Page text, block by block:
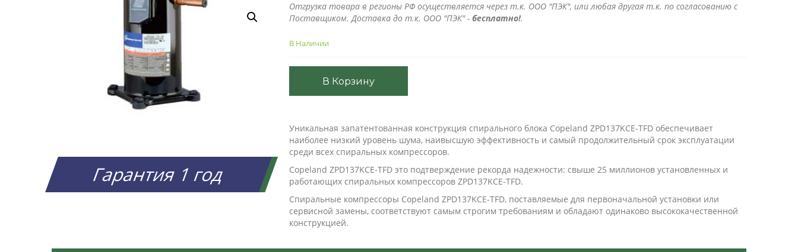
Гарантия 1 год
Отгрузка товара в регионы РФ осуществляется через т.к. ООО "ПЭК", или любая другая т.к. по согласованию с
Поставщиком. Доставка до т.к. ООО "ПЭК" - бесплатно!.
В Наличии
В Корзину
Уникальная запатентованная конструкция спирального блока Copeland ZPD137KCE-TFD обеспечивает
наиболее низкий уровень шума, наивысшую эффективность и самый продолжительный срок эксплуатации
среди всех спиральных компрессоров.
Copeland ZPD137KCE-TFD это подтверждение рекорда надежности: свыше 25 миллионов установленных и
работающих спиральных компрессоров ZPD137KCE-TFD.
Спиральные компрессоры Copeland ZPD137KCE-TFD, поставляемые для первоначальной установки или
сервисной замены, соответствуют самым строгим требованиям и обладают одинаково высококачественной
конструкцией.